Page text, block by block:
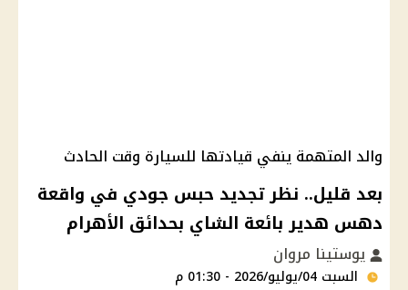
والد المتهمة ينفي قيادتها للسيارة وقت الحادث
بعد قليل.. نظر تجديد حبس جودي في واقعة
دهس هدير بائعة الشاي بحدائق الأهرام
يوستينا مروان
السبت 04/يوليو/2026 - 01:30 م